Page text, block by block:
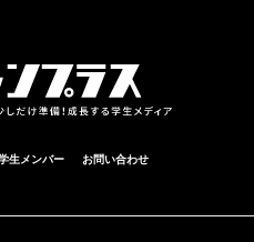
生メンバー お問い合わせ